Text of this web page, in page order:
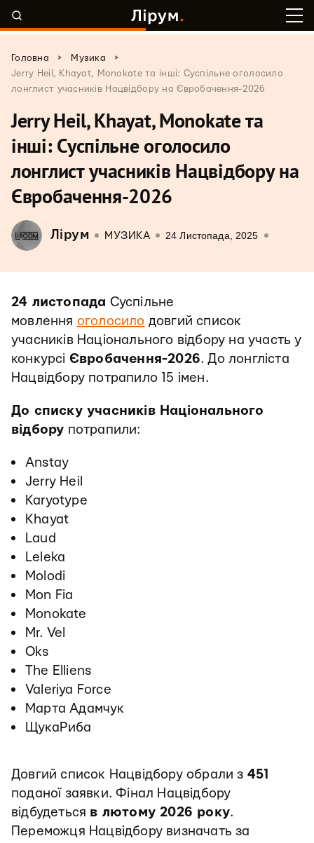
Головна > Музика
>
Jerry Heil, Khayat, Monokate та інші: Суcпільне оголосило
лонглист учасників Нацвідбору на Євробачення-2026
Jerry Heil, Khayat, Monokate та
інші: Суcпільне оголосило
лонглист учасників Нацвідбору на
Євробачення-2026
Лірум МУЗИКА 24 Листопада, 2025
24 листопада Суспільне
мовлення оголосило довгий список
учасників Національного відбору на участь у
конкурсі Євробачення-2026. До лонгліста
Нацвідбору потрапило 15 імен.
До списку учасників Національного
відбору потрапили:
Anstay
Jerry Heil
Karyotype
Khayat
Laud
Leleka
Molodi
Mon Fia
Monokate
Mr. Vel
Oks
The Elliens
Valeriya Force
Марта Адамчук
ЩукаРиба
Довгий список Нацвідбору обрали з 451
поданої заявки. Фінал Нацвідбору
відбудеться в лютому 2026 року.
Переможця Нацвідбору визначать за